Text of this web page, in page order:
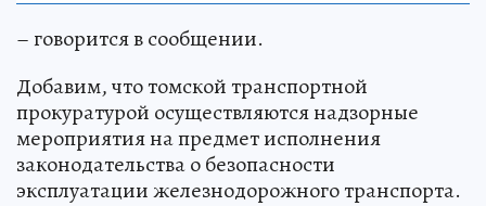
– говорится в сообщении.
Добавим, что томской транспортной
прокуратурой осуществляются надзорные
мероприятия на предмет исполнения
законодательства о безопасности
эксплуатации железнодорожного транспорта.